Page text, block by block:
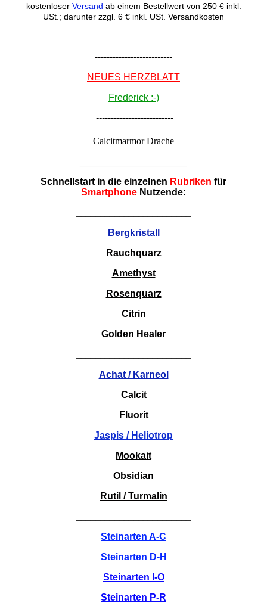
kostenloser Versand ab einem Bestellwert von 250 € inkl.
USt.; darunter zzgl. 6 € inkl. USt. Versandkosten
--------------------------
NEUES HERZBLATT
Frederick :-)
--------------------------
Calcitmarmor Drache
Schnellstart in die einzelnen Rubriken für
Smartphone Nutzende:
Bergkristall
Rauchquarz
Amethyst
Rosenquarz
Citrin
Golden Healer
Achat / Karneol
Calcit
Fluorit
Jaspis / Heliotrop
Mookait
Obsidian
Rutil / Turmalin
Steinarten A-C
Steinarten D-H
Steinarten I-O
Steinarten P-R